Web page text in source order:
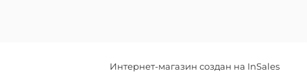
Интернет-магазин создан на InSales